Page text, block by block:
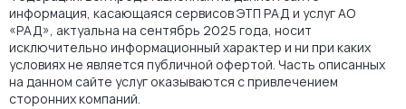
информация, касающаяся сервисов ЭТП РАД и услуг АО
«РАД», актуальна на сентябрь 2025 года, носит
исключительно информационный характер и ни при каких
условиях не является публичной офертой. Часть описанных
на данном сайте услуг оказываются с привлечением
сторонних компаний.